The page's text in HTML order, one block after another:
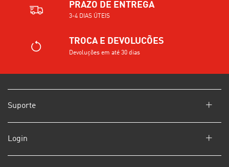
PRAZO DE ENTREGA
3-4 DIAS ÚTEIS
TROCA E DEVOLUCÕES
Devoluções em até 30 dias
Suporte
Login